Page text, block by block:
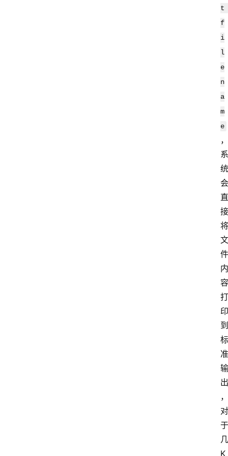
t
f
i
l
e
n
a
m
e
，
系
统
会
直
接
将
文
件
内
容
打
印
到
标
准
输
出
，
对
于
几
K